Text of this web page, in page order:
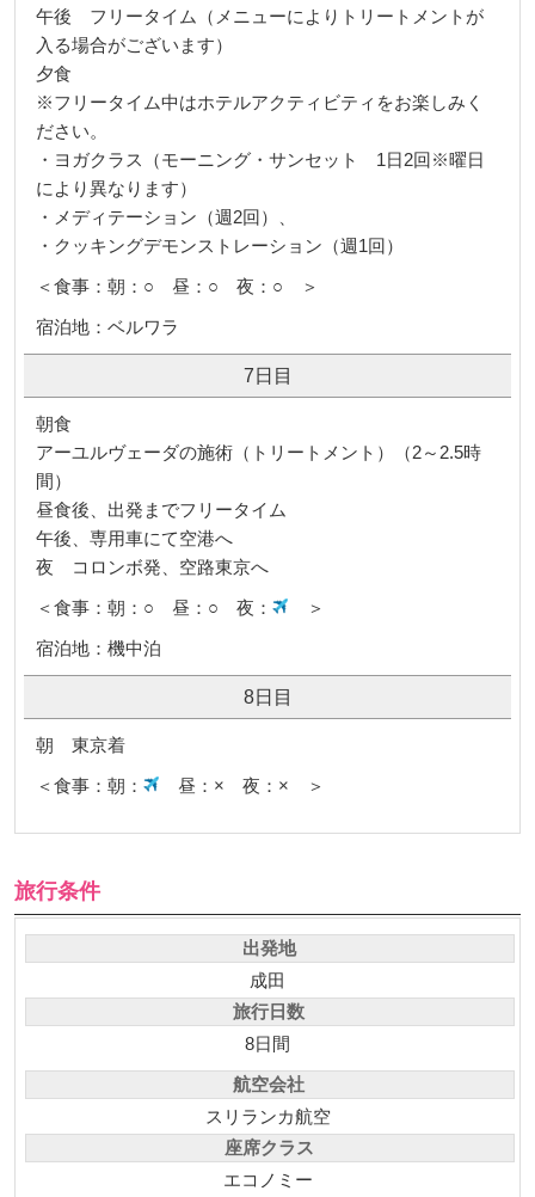
午後 フリータイム（メニューによりトリートメントが
入る場合がございます）
夕食
※フリータイム中はホテルアクティビティをお楽しみく
ださい。
・ヨガクラス（モーニング・サンセット 1日2回※曜日
により異なります）
・メディテーション（週2回）、
・クッキングデモンストレーション（週1回）
＜食事：朝：○ 昼：○ 夜：○ ＞
宿泊地：ベルワラ
7日目
朝食
アーユルヴェーダの施術（トリートメント）（2～2.5時
間）
昼食後、出発までフリータイム
午後、専用車にて空港へ
夜 コロンボ発、空路東京へ
＜食事：朝：○ 昼：○ 夜：
＞
宿泊地：機中泊
8日目
朝 東京着
＜食事：朝：
昼：× 夜：× ＞
旅行条件
出発地
成田
旅行日数
8日間
航空会社
スリランカ航空
座席クラス
エコノミー